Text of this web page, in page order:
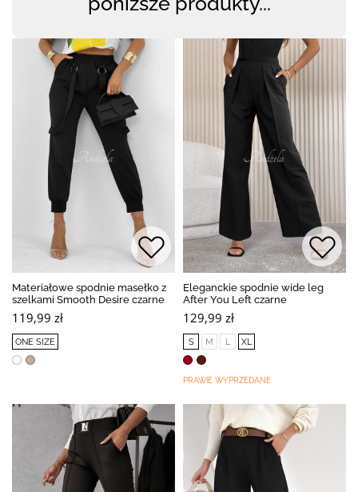
Materiałowe spodnie masełko z
szelkami Smooth Desire czarne
119,99 zł
ONE SIZE
Eleganckie spodnie wide leg
After You Left czarne
129,99 zł
S M L XL
PRAWIE WYPRZEDANE